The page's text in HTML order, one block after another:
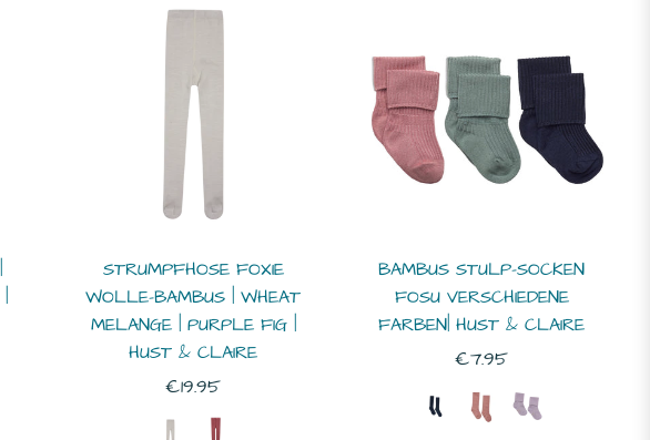
STRUMPFHOSE FOXIE
WOLLE-BAMBUS | WHEAT
MELANGE | PURPLE FIG |
HUST & CLAIRE
Normaler
Preis
€19.95
BAMBUS STULP-SOCKEN
FOSU VERSCHIEDENE
FARBEN| HUST & CLAIRE
Normaler
Preis
€7.95